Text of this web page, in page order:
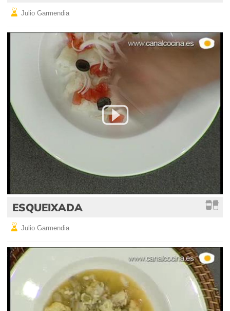
Julio Garmendia
ESQUEIXADA
Julio Garmendia